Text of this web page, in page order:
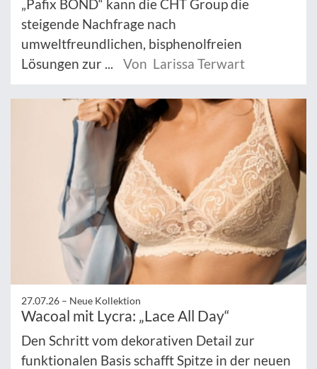
„Pafix BOND“ kann die CHT Group die
steigende Nachfrage nach
umweltfreundlichen, bisphenolfreien
Lösungen zur ...
Von Larissa Terwart
27.07.26 – Neue Kollektion
Wacoal mit Lycra: „Lace All Day“
Den Schritt vom dekorativen Detail zur
funktionalen Basis schafft Spitze in der neuen